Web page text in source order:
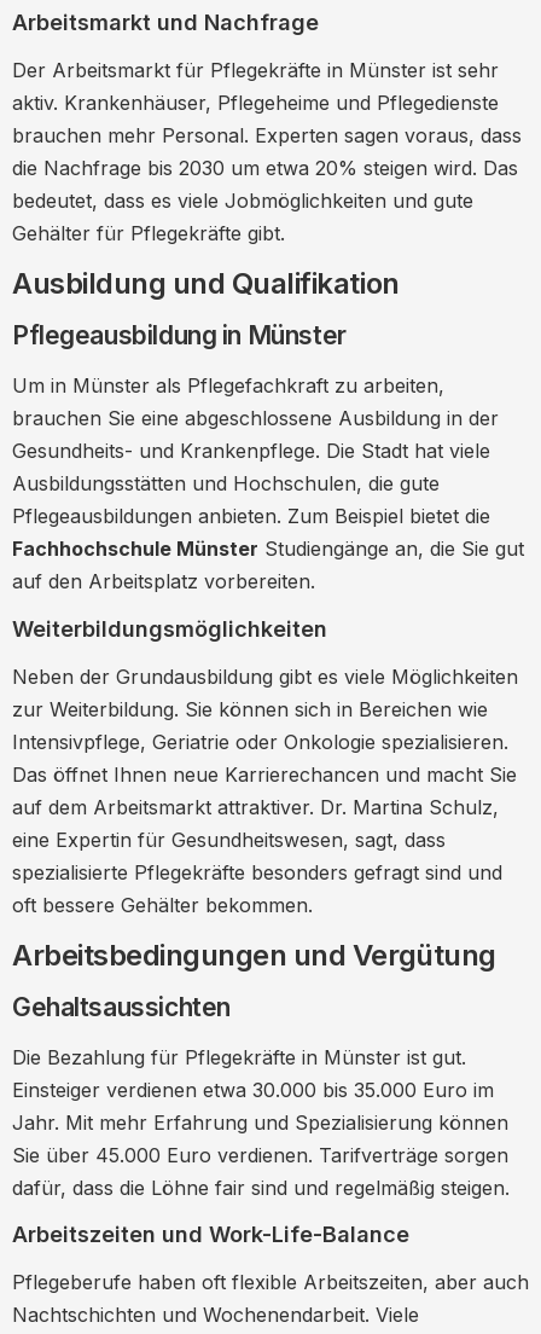
Arbeitsmarkt und Nachfrage
Der Arbeitsmarkt für Pflegekräfte in Münster ist sehr
aktiv. Krankenhäuser, Pflegeheime und Pflegedienste
brauchen mehr Personal. Experten sagen voraus, dass
die Nachfrage bis 2030 um etwa 20% steigen wird. Das
bedeutet, dass es viele Jobmöglichkeiten und gute
Gehälter für Pflegekräfte gibt.
Ausbildung und Qualifikation
Pflegeausbildung in Münster
Um in Münster als Pflegefachkraft zu arbeiten,
brauchen Sie eine abgeschlossene Ausbildung in der
Gesundheits- und Krankenpflege. Die Stadt hat viele
Ausbildungsstätten und Hochschulen, die gute
Pflegeausbildungen anbieten. Zum Beispiel bietet die
Fachhochschule Münster Studiengänge an, die Sie gut
auf den Arbeitsplatz vorbereiten.
Weiterbildungsmöglichkeiten
Neben der Grundausbildung gibt es viele Möglichkeiten
zur Weiterbildung. Sie können sich in Bereichen wie
Intensivpflege, Geriatrie oder Onkologie spezialisieren.
Das öffnet Ihnen neue Karrierechancen und macht Sie
auf dem Arbeitsmarkt attraktiver. Dr. Martina Schulz,
eine Expertin für Gesundheitswesen, sagt, dass
spezialisierte Pflegekräfte besonders gefragt sind und
oft bessere Gehälter bekommen.
Arbeitsbedingungen und Vergütung
Gehaltsaussichten
Die Bezahlung für Pflegekräfte in Münster ist gut.
Einsteiger verdienen etwa 30.000 bis 35.000 Euro im
Jahr. Mit mehr Erfahrung und Spezialisierung können
Sie über 45.000 Euro verdienen. Tarifverträge sorgen
dafür, dass die Löhne fair sind und regelmäßig steigen.
Arbeitszeiten und Work-Life-Balance
Pflegeberufe haben oft flexible Arbeitszeiten, aber auch
Nachtschichten und Wochenendarbeit. Viele